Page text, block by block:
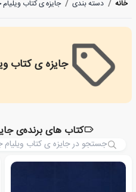
خانه / دسته بندی / جایزه ی کتاب ویلیام
جایزه ی کتاب
Book Award
کتاب های برنده‌ی